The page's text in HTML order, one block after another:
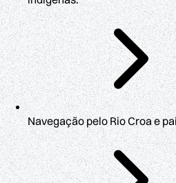
Navegação pelo Rio Croa e